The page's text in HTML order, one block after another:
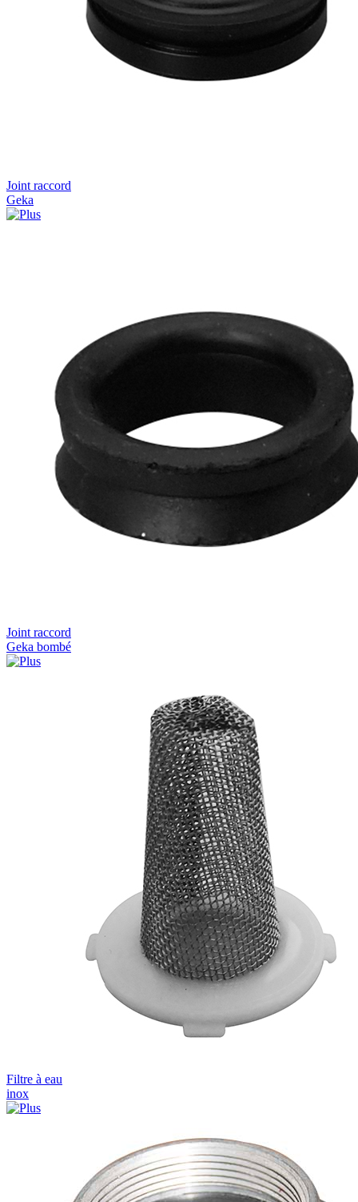
Joint raccord
Geka
Joint raccord
Geka bombé
Filtre à eau
inox